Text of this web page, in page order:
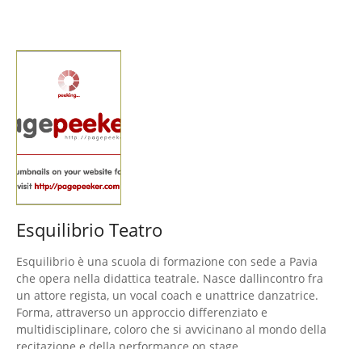
Esquilibrio Teatro
Esquilibrio è una scuola di formazione con sede a Pavia
che opera nella didattica teatrale. Nasce dallincontro fra
un attore regista, un vocal coach e unattrice danzatrice.
Forma, attraverso un approccio differenziato e
multidisciplinare, coloro che si avvicinano al mondo della